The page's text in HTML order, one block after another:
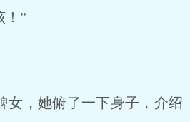
”
，她俯了一下身子，介绍